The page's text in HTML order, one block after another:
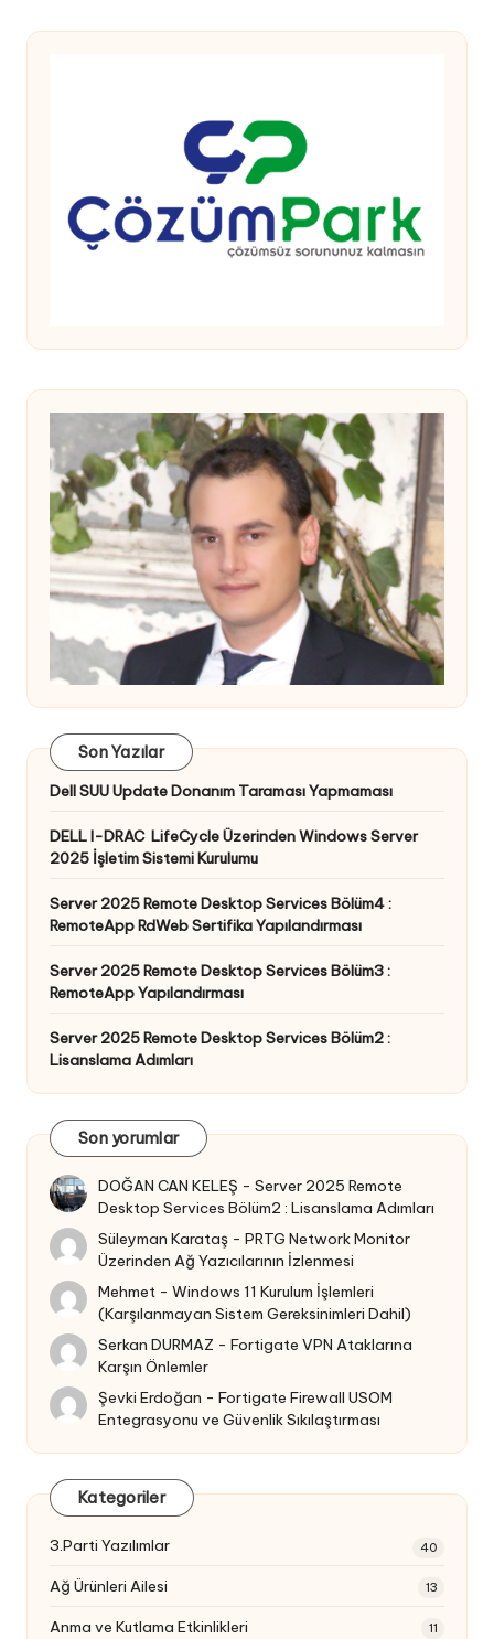
Son Yazılar
Dell SUU Update Donanım Taraması Yapmaması
DELL I-DRAC LifeCycle Üzerinden Windows Server
2025 İşletim Sistemi Kurulumu
Server 2025 Remote Desktop Services Bölüm4 :
RemoteApp RdWeb Sertifika Yapılandırması
Server 2025 Remote Desktop Services Bölüm3 :
RemoteApp Yapılandırması
Server 2025 Remote Desktop Services Bölüm2 :
Lisanslama Adımları
Son yorumlar
DOĞAN CAN KELEŞ -Server 2025 Remote
Desktop Services Bölüm2 : Lisanslama Adımları
Süleyman Karataş -PRTG Network Monitor
Üzerinden Ağ Yazıcılarının İzlenmesi
Mehmet -Windows 11 Kurulum İşlemleri
(Karşılanmayan Sistem Gereksinimleri Dahil)
Serkan DURMAZ -Fortigate VPN Ataklarına
Karşın Önlemler
Şevki Erdoğan -Fortigate Firewall USOM
Entegrasyonu ve Güvenlik Sıkılaştırması
Kategoriler
3.Parti Yazılımlar 40
Ağ Ürünleri Ailesi 13
Anma ve Kutlama Etkinlikleri 11